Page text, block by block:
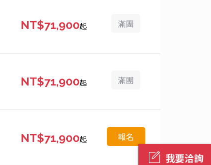
我要洽詢
NT$71,900起 滿團
NT$71,900起 滿團
NT$71,900起 報名